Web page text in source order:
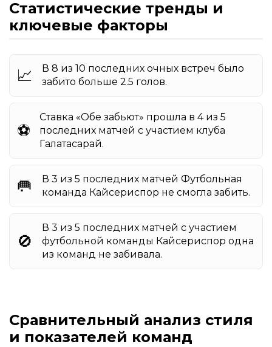
Статистические тренды и
ключевые факторы
📈
В 8 из 10 последних очных встреч было
забито больше 2.5 голов.
⚽️
Ставка «Обе забьют» прошла в 4 из 5
последних матчей с участием клуба
Галатасарай.
🥅
В 3 из 5 последних матчей Футбольная
команда Кайсериспор не смогла забить.
🚫
В 3 из 5 последних матчей с участием
футбольной команды Кайсериспор одна
из команд не забивала.
Сравнительный анализ стиля
и показателей команд